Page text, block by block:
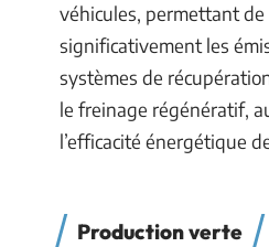
véhicules, permettant
significativement les
systèmes de
le freinage régénératif,
l’efficacité énergétique
Production verte